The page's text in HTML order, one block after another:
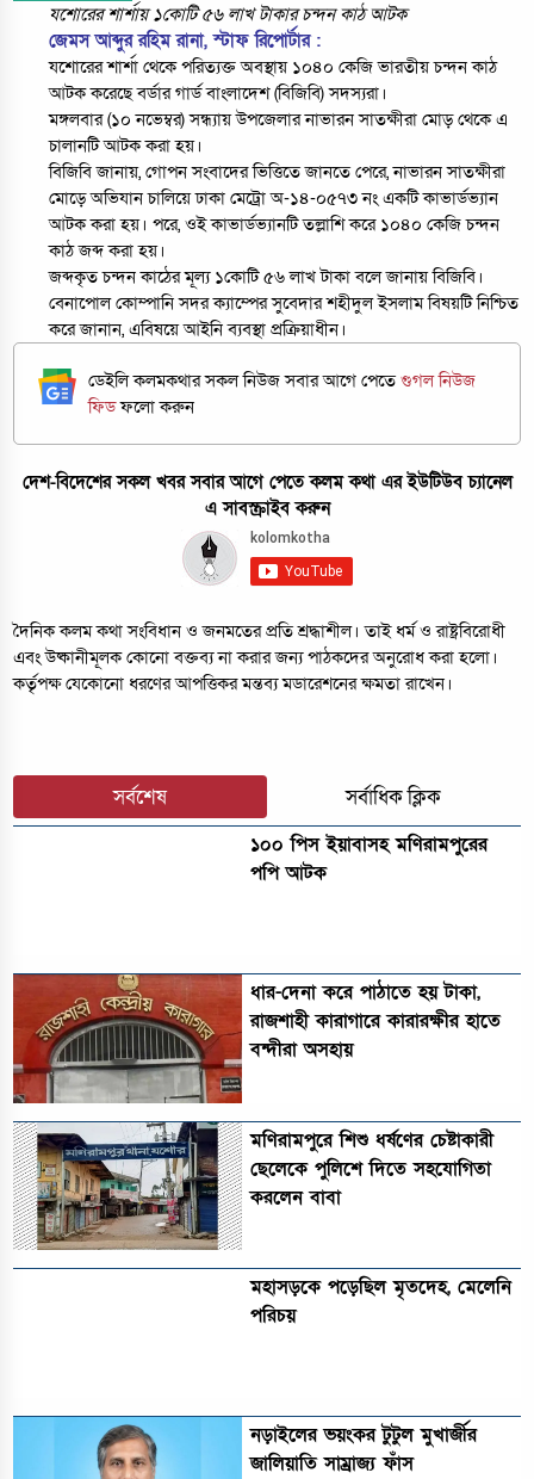
যশোরের শার্শায় ১কোটি ৫৬ লাখ টাকার চন্দন কাঠ আটক
জেমস আব্দুর রহিম রানা, স্টাফ রিপোর্টার :
যশোরের শার্শা থেকে পরিত্যক্ত অবস্থায় ১০৪০ কেজি ভারতীয় চন্দন কাঠ
আটক করেছে বর্ডার গার্ড বাংলাদেশ (বিজিবি) সদস্যরা।
মঙ্গলবার (১০ নভেম্বর) সন্ধ্যায় উপজেলার নাভারন সাতক্ষীরা মোড় থেকে এ
চালানটি আটক করা হয়।
বিজিবি জানায়, গোপন সংবাদের ভিত্তিতে জানতে পেরে, নাভারন সাতক্ষীরা
মোড়ে অভিযান চালিয়ে ঢাকা মেট্রো অ-১৪-০৫৭৩ নং একটি কাভার্ডভ্যান
আটক করা হয়। পরে, ওই কাভার্ডভ্যানটি তল্লাশি করে ১০৪০ কেজি চন্দন
কাঠ জব্দ করা হয়।
জব্দকৃত চন্দন কাঠের মূল্য ১কোটি ৫৬ লাখ টাকা বলে জানায় বিজিবি।
বেনাপোল কোম্পানি সদর ক্যাম্পের সুবেদার শহীদুল ইসলাম বিষয়টি নিশ্চিত
করে জানান, এবিষয়ে আইনি ব্যবস্থা প্রক্রিয়াধীন।
ডেইলি কলমকথার সকল নিউজ সবার আগে পেতেগুগল নিউজ
ফিডফলো করুন
দেশ-বিদেশের সকল খবর সবার আগে পেতে কলম কথা এর ইউটিউব চ্যানেল
এ সাবস্ক্রাইব করুন
দৈনিক কলম কথা সংবিধান ও জনমতের প্রতি শ্রদ্ধাশীল। তাই ধর্ম ও রাষ্ট্রবিরোধী
এবং উষ্কানীমূলক কোনো বক্তব্য না করার জন্য পাঠকদের অনুরোধ করা হলো।
কর্তৃপক্ষ যেকোনো ধরণের আপত্তিকর মন্তব্য মডারেশনের ক্ষমতা রাখেন।
সর্বশেষ সর্বাধিক ক্লিক
১০০ পিস ইয়াবাসহ মণিরামপুরের
পপি আটক
ধার-দেনা করে পাঠাতে হয় টাকা,
রাজশাহী কারাগারে কারারক্ষীর হাতে
বন্দীরা অসহায়
মণিরামপুরে শিশু ধর্ষণের চেষ্টাকারী
ছেলেকে পুলিশে দিতে সহযোগিতা
করলেন বাবা
মহাসড়কে পড়েছিল মৃতদেহ, মেলেনি
পরিচয়
নড়াইলের ভয়ংকর টুটুল মুখার্জীর
জালিয়াতি সাম্রাজ্য ফাঁস